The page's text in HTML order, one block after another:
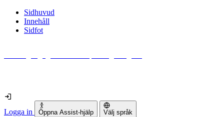
Sidhuvud
Innehåll
Sidfot
Logga in Öppna Assist-hjälp Välj språk